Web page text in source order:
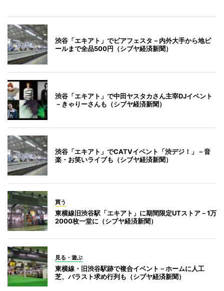
渋谷「エキアト」でビアフェスタ－内外大手から地ビ
ールまで全品500円（シブヤ経済新聞）
渋谷「エキアト」で中田ヤスタカさん主宰DJイベント
－きゃりーさんも（シブヤ経済新聞）
渋谷「エキアト」でCATVイベント「渋デジ！」－音
楽・お笑いライブも（シブヤ経済新聞）
買う
東横線旧渋谷駅「エキアト」に期間限定UTストア－1万
2000枚一堂に（シブヤ経済新聞）
見る・遊ぶ
東横線・旧渋谷駅跡で複合イベント－ホームに人工
芝、バラスト求め行列も（シブヤ経済新聞）